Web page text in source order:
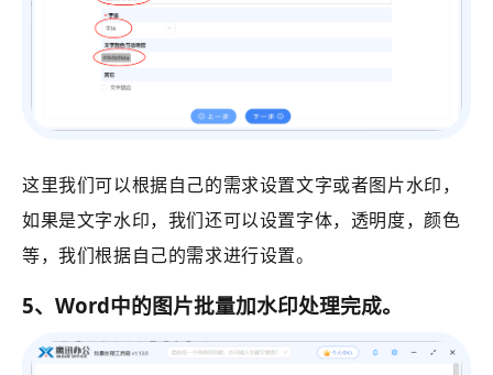
这里我们可以根据自己的需求设置文字或者图片水印，
如果是文字水印，我们还可以设置字体，透明度，颜色
等，我们根据自己的需求进行设置。
5、Word中的图片批量加水印处理完成。